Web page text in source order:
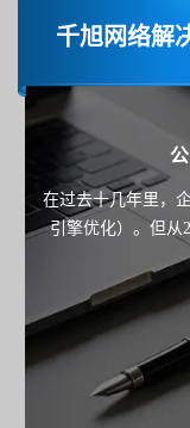
千旭网络解
在过去十几年里，
引擎优化）。但从
——用户不再只"搜
Google Gemini，
在从"点击链接"，转